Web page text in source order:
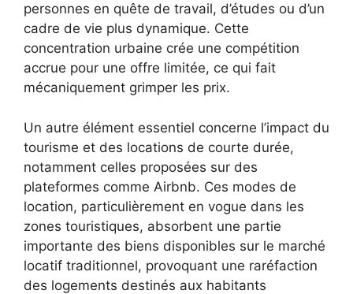
personnes en quête de travail, d’études ou d’un
cadre de vie plus dynamique. Cette
concentration urbaine crée une compétition
accrue pour une offre limitée, ce qui fait
mécaniquement grimper les prix.
Un autre élément essentiel concerne l’impact du
tourisme et des locations de courte durée,
notamment celles proposées sur des
plateformes comme Airbnb. Ces modes de
location, particulièrement en vogue dans les
zones touristiques, absorbent une partie
importante des biens disponibles sur le marché
locatif traditionnel, provoquant une raréfaction
des logements destinés aux habitants